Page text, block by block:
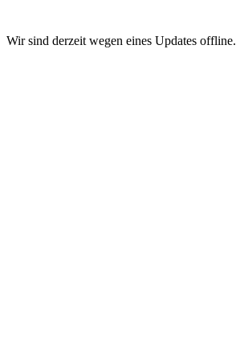
Wir sind derzeit wegen eines Updates offline.